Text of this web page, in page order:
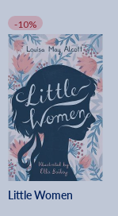
-10%
Little Women